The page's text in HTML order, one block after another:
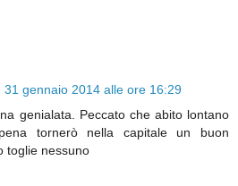
31 gennaio 2014 alle ore 16:29
genialata. Peccato che abito lontano
tornerò nella capitale un buon
toglie nessuno